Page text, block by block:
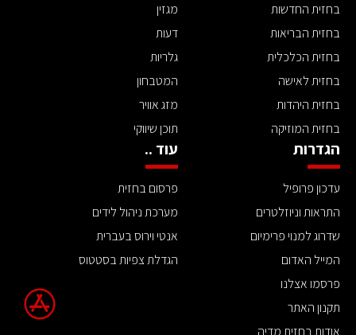
בחזית החדשות
בחזית הבריאות
בחזית הכלכלית
בחזית לאישה
בחזית היהדות
בחזית המוזיקה
מגזין
דעות
גלריות
המטבחון
מזג אוויר
תוכן שיווקי
הגדרות
עדכון פרופיל
התראות וניוזלטרים
שדרוג למנוי פרימיום
המייל האדום
פרסמו אצלנו
תקנון האתר
אודות בחזית מדיה
עוד ..
פרסום בחזית
מערכת ניהול לידים
אנטי וירוס בעברית
הגדלת צפיות בסטטוס